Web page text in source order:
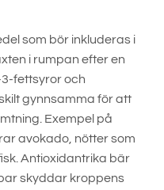
som bör inkluderas i
i rumpan efter en
fettsyror och
gynnsamma för att
Exempel på
avokado, nötter som
Antioxidantrika bär
skyddar kroppens